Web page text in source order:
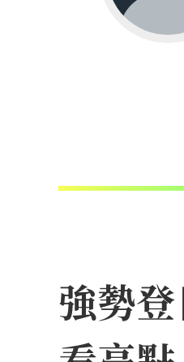
強勢